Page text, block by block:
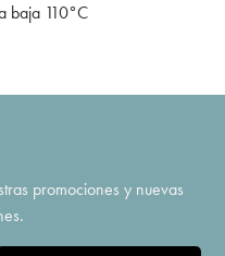
baja 110°C
promociones y nuevas